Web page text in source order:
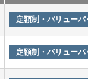
定額制・バリューパ
定額制・バリューパ